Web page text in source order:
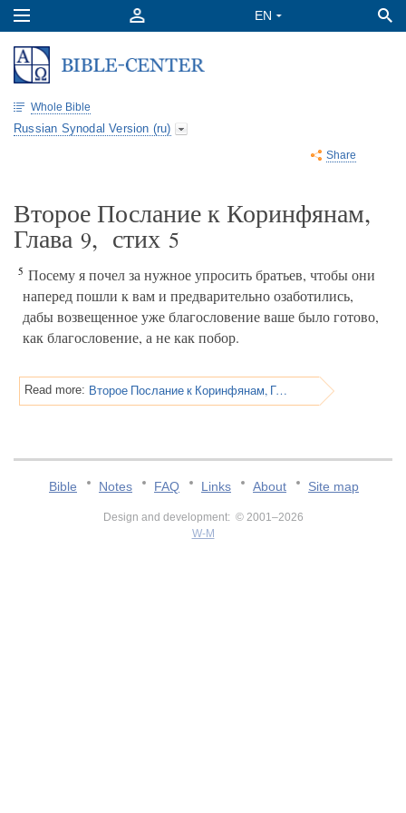
Whole Bible
Russian Synodal Version (ru)
Share
Второе Послание к Коринфянам,
Глава 9, стих 5
5 Посему я почел за нужное упросить братьев, чтобы они
наперед пошли к вам и предварительно озаботились,
дабы возвещенное уже благословение ваше было готово,
как благословение, а не как побор.
Read more: Второе Послание к Коринфянам, Глава 9
Bible Notes FAQ Links About Site map
Design and development: © 2001–2026
W-M